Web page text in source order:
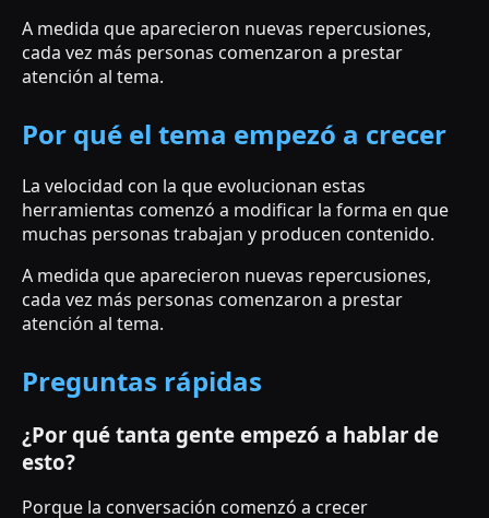
A medida que aparecieron nuevas repercusiones,
cada vez más personas comenzaron a prestar
atención al tema.
Por qué el tema empezó a crecer
La velocidad con la que evolucionan estas
herramientas comenzó a modificar la forma en que
muchas personas trabajan y producen contenido.
A medida que aparecieron nuevas repercusiones,
cada vez más personas comenzaron a prestar
atención al tema.
Preguntas rápidas
¿Por qué tanta gente empezó a hablar de
esto?
Porque la conversación comenzó a crecer